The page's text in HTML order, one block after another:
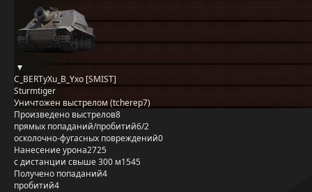
C_BERTyXu_B_Yxo [SMIST]
Sturmtiger
Уничтожен выстрелом (tcherep7)
Произведено выстрелов8
прямых попаданий/пробитий6/2
осколочно-фугасных повреждений0
Нанесение урона2725
с дистанции свыше 300 м1545
Получено попаданий4
пробитий4